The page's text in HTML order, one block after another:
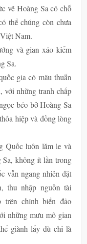
vẽ Hoàng Sa có chỗ
thể chúng còn chưa
Nam.
và gian xảo kiểm
Sa.
gia có mâu thuẫn
với những tranh chấp
béo bở Hoàng Sa
hiệp và đồng lòng
Quốc luôn lăm le và
Sa, không ít lần trong
vẫn ngang nhiên đặt
thu nhập nguồn tài
trên chính biển đảo
những mưu mô gian
giành lấy dù chỉ là